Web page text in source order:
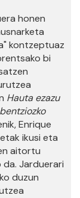
honen
kontzeptuaz
bi
Hauta ezazu
Enrique
ikusi eta
aitortu
Jarduerari
duzun